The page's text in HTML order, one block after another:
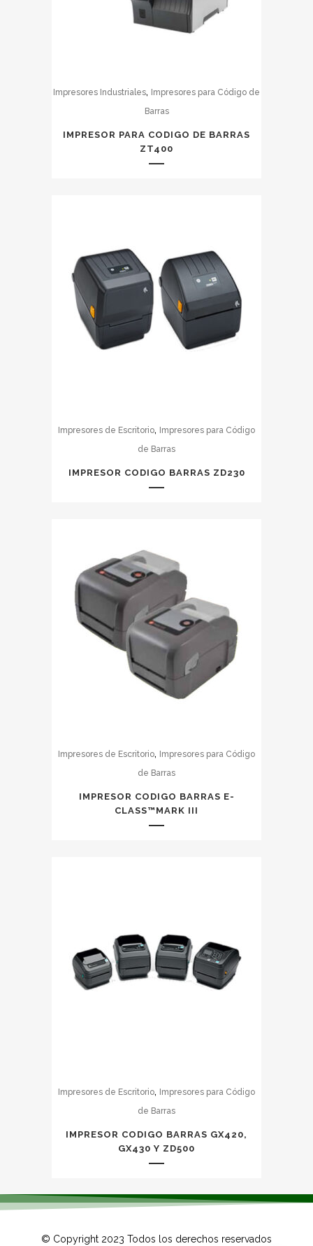
Impresores Industriales,
Impresores para Código de
Barras
IMPRESOR PARA CODIGO DE BARRAS
ZT400
Impresores de Escritorio,
Impresores para Código
de Barras
IMPRESOR CODIGO BARRAS ZD230
Impresores de Escritorio,
Impresores para Código
de Barras
IMPRESOR CODIGO BARRAS E-
CLASS™MARK III
Impresores de Escritorio,
Impresores para Código
de Barras
IMPRESOR CODIGO BARRAS GX420,
GX430 Y ZD500
© Copyright 2023 Todos los derechos reservados